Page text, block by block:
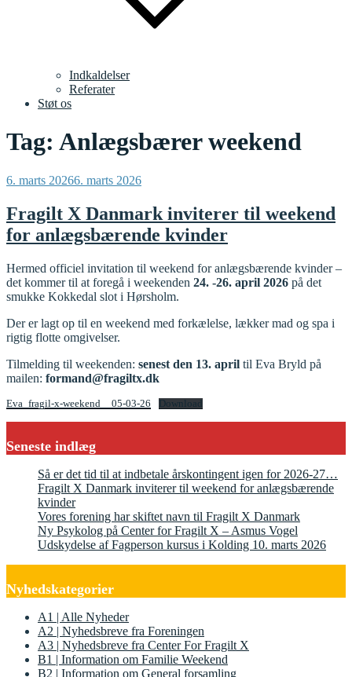
Indkaldelser
Referater
Støt os
Tag: Anlægsbærer weekend
Udgivet
6. marts 20266. marts 2026
Fragilt X Danmark inviterer til weekend
for anlægsbærende kvinder
Hermed officiel invitation til weekend for anlægsbærende kvinder –
det kommer til at foregå i weekenden 24. -26. april 2026 på det
smukke Kokkedal slot i Hørsholm.
Der er lagt op til en weekend med forkælelse, lækker mad og spa i
rigtig flotte omgivelser.
Tilmelding til weekenden: senest den 13. april til Eva Bryld på
mailen: formand@fragiltx.dk
Eva_fragil-x-weekend__05-03-26 Download
Seneste indlæg
Så er det tid til at indbetale årskontingent igen for 2026-27…
Fragilt X Danmark inviterer til weekend for anlægsbærende
kvinder
Vores forening har skiftet navn til Fragilt X Danmark
Ny Psykolog på Center for Fragilt X – Asmus Vogel
Udskydelse af Fagperson kursus i Kolding 10. marts 2026
Nyhedskategorier
A1 | Alle Nyheder
A2 | Nyhedsbreve fra Foreningen
A3 | Nyhedsbreve fra Center For Fragilt X
B1 | Information om Familie Weekend
B2 | Information om General forsamling